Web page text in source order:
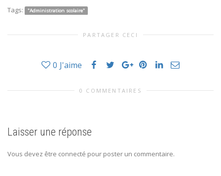
Tags:
"Administration scolaire"
PARTAGER CECI
0 J'aime
0 COMMENTAIRES
Laisser une réponse
Vous devez être connecté pour poster un commentaire.